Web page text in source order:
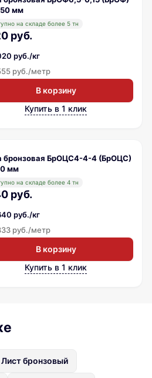
мм
на складе более 5 тн
руб.
руб./кг
руб./метр
В корзину
Купить в 1 клик
бронзовая БрОЦС4-4-4 (БрОЦС)
мм
на складе более 4 тн
руб.
руб./кг
руб./метр
В корзину
Купить в 1 клик
Лист бронзовый